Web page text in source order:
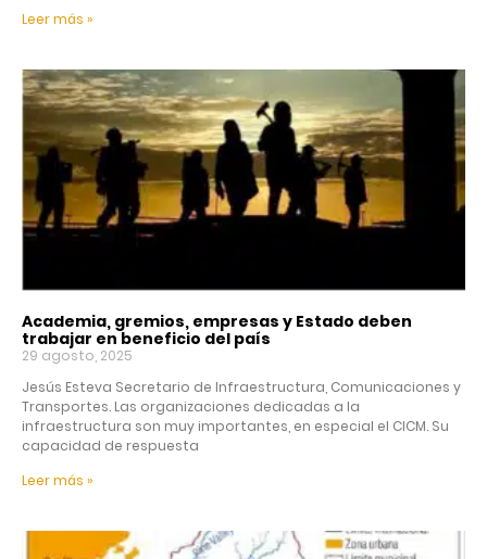
Leer más »
Academia, gremios, empresas y Estado deben
trabajar en beneficio del país
29 agosto, 2025
Jesús Esteva Secretario de Infraestructura, Comunicaciones y
Transportes. Las organizaciones dedicadas a la
infraestructura son muy importantes, en especial el CICM. Su
capacidad de respuesta
Leer más »